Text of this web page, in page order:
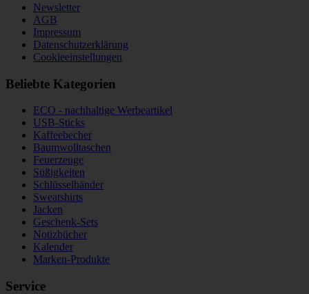
Newsletter
AGB
Impressum
Datenschutzerklärung
Cookieeinstellungen
Beliebte Kategorien
ECO - nachhaltige Werbeartikel
USB-Sticks
Kaffeebecher
Baumwolltaschen
Feuerzeuge
Süßigkeiten
Schlüsselbänder
Sweatshirts
Jacken
Geschenk-Sets
Notizbücher
Kalender
Marken-Produkte
Service